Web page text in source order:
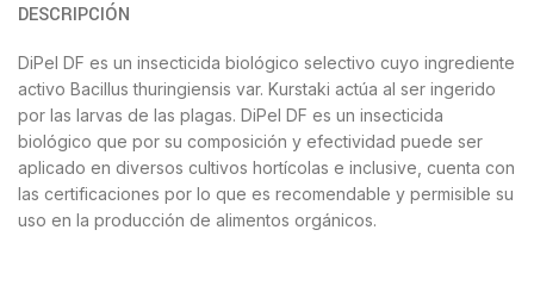
DESCRIPCIÓN
DiPel DF es un insecticida biológico selectivo cuyo ingrediente
activo Bacillus thuringiensis var. Kurstaki actúa al ser ingerido
por las larvas de las plagas. DiPel DF es un insecticida
biológico que por su composición y efectividad puede ser
aplicado en diversos cultivos hortícolas e inclusive, cuenta con
las certificaciones por lo que es recomendable y permisible su
uso en la producción de alimentos orgánicos.